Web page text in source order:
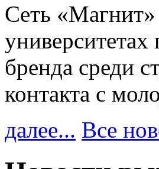
Сеть
университетах
бренда среди
контакта с
далее... Все